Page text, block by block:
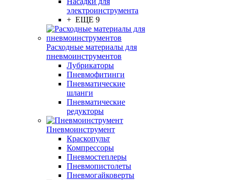
электроинструмента
+ ЕЩЕ 9
Расходные материалы для
пневмоинструментов
Лубрикаторы
Пневмофитинги
Пневматические
шланги
Пневматические
редукторы
Пневмоинструмент
Краскопульт
Компрессоры
Пневмостеплеры
Пневмопистолеты
Пневмогайковерты